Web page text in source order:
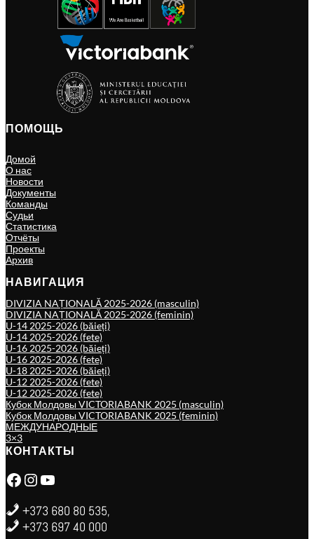
ПОМОЩЬ
Домой
О нас
Новости
Документы
Команды
Судьи
Статистика
Отчёты
Проекты
Архив
НАВИГАЦИЯ
DIVIZIA NAȚIONALĂ 2025-2026 (masculin)
DIVIZIA NAȚIONALĂ 2025-2026 (feminin)
U-14 2025-2026 (băieți)
U-14 2025-2026 (fete)
U-16 2025-2026 (băieți)
U-16 2025-2026 (fete)
U-18 2025-2026 (băieți)
U-12 2025-2026 (fete)
U-12 2025-2026 (fete)
Кубок Молдовы VICTORIABANK 2025 (masculin)
Кубок Молдовы VICTORIABANK 2025 (feminin)
МЕЖДУНАРОДНЫЕ
3×3
КОНТАКТЫ
Facebook Instagram YouTube
+373 680 80 535,
+373 697 40 000